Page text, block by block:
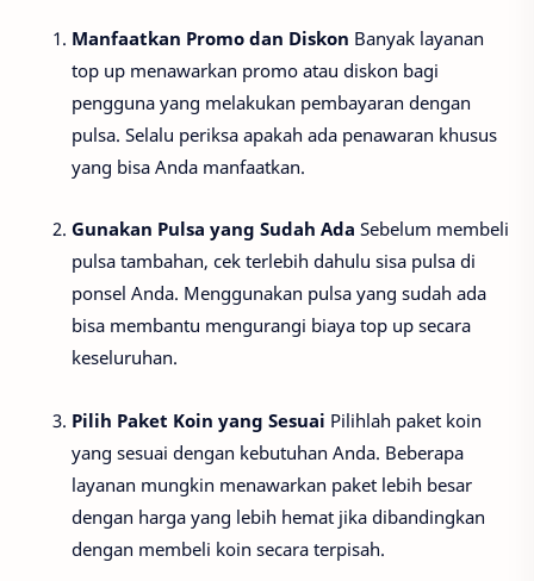
Manfaatkan Promo dan Diskon Banyak layanan
top up menawarkan promo atau diskon bagi
pengguna yang melakukan pembayaran dengan
pulsa. Selalu periksa apakah ada penawaran khusus
yang bisa Anda manfaatkan.
Gunakan Pulsa yang Sudah Ada Sebelum membeli
pulsa tambahan, cek terlebih dahulu sisa pulsa di
ponsel Anda. Menggunakan pulsa yang sudah ada
bisa membantu mengurangi biaya top up secara
keseluruhan.
Pilih Paket Koin yang Sesuai Pilihlah paket koin
yang sesuai dengan kebutuhan Anda. Beberapa
layanan mungkin menawarkan paket lebih besar
dengan harga yang lebih hemat jika dibandingkan
dengan membeli koin secara terpisah.